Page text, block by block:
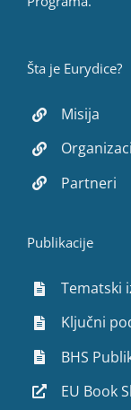
Šta je Eurydice?
Misija
Partneri
Publikacije
Tematski
Ključni
BHS
EU Book